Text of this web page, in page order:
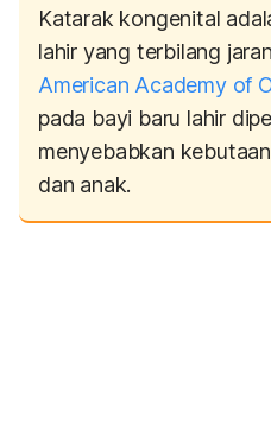
Katarak kongenital
lahir yang terbilang
American Academy of
pada bayi baru lahir
menyebabkan
dan anak.